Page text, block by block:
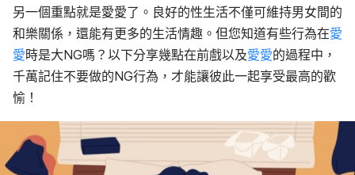
另一個重點就是愛愛了。良好的性生活不僅可維持男女間的
和樂關係，還能有更多的生活情趣。但您知道有些行為在愛
愛時是大NG嗎？以下分享幾點在前戲以及愛愛的過程中，
千萬記住不要做的NG行為，才能讓彼此一起享受最高的歡
愉！